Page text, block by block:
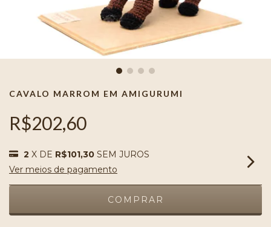
CAVALO MARROM EM AMIGURUMI
R$202,60
2 X DE R$101,30 SEM JUROS
Ver meios de pagamento